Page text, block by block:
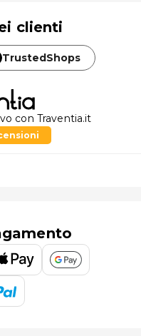
clienti
TrustedShops
con Traventia.it